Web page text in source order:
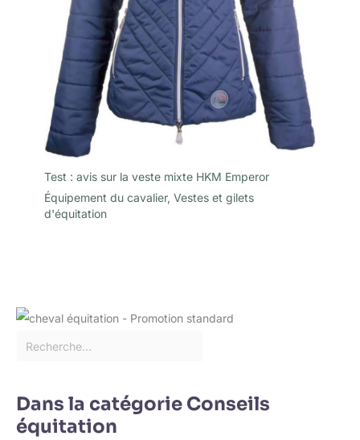
Test : avis sur la veste mixte HKM Emperor
Équipement du cavalier, Vestes et gilets
d'équitation
Dans la catégorie Conseils
équitation